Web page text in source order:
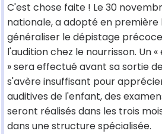
C'est chose faite ! Le 30
nationale, a adopté en première
généraliser le dépistage
l'audition chez le nourrisson. Un
» sera effectué avant sa sortie
s'avère insuffisant pour
auditives de l'enfant, des
seront réalisés dans les trois
dans une structure spécialisée.